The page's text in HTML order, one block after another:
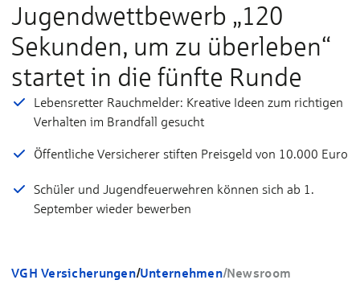
Jugendwettbewerb „120
Sekunden, um zu überleben“
startet in die fünfte Runde
Lebensretter Rauchmelder: Kreative Ideen zum richtigen
Verhalten im Brandfall gesucht
Öffentliche Versicherer stiften Preisgeld von 10.000 Euro
Schüler und Jugendfeuerwehren können sich ab 1.
September wieder bewerben
VGH Versicherungen/Unternehmen/Newsroom